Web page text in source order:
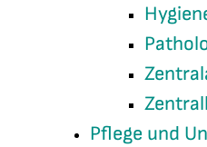
Pflege und